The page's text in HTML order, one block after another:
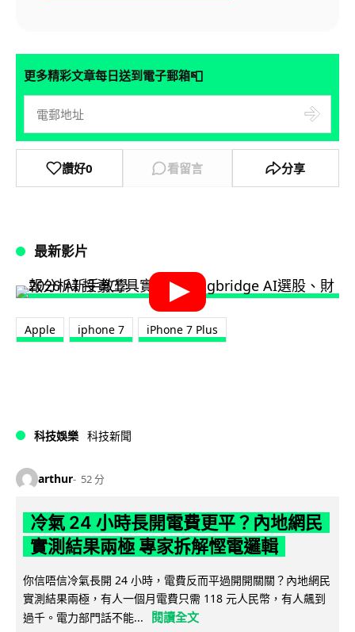
更多精彩文章每日送到電子郵箱📮
讚好0 看留言 分享
最新影片
Apple iphone 7 iPhone 7 Plus
科技娛樂 科技新聞
arthur 52 分
冷氣 24 小時長開電費更平？內地網民
實測結果兩極 專家拆解慳電邏輯
你信唔信冷氣長開 24 小時，電費反而平過開開關關？內地網民
實測結果兩極，有人一個月電費只需 118 元人民幣，有人飆到
過千。電力部門話不能...
閱讀全文